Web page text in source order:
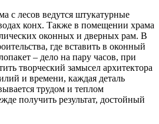
с лесов ведутся штукатурные
конх. Также в помещении храма
оконных и дверных рам. В
где вставить в оконный
– дело на пару часов, при
творческий замысел архитектора
и времени, каждая деталь
трудом и теплом
получить результат, достойный